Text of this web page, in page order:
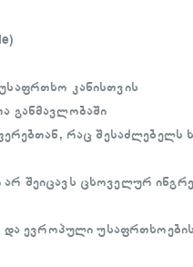
კანისთვის
განმავლობაში
რაც შესაძლებელს
შეიცავს ცხოველურ
და ევროპული